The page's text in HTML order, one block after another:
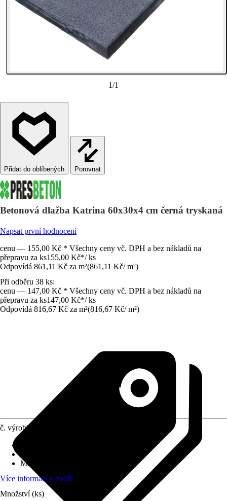
1/1
Porovnat
Betonová dlažba Katrina 60x30x4 cm černá tryskaná
Napsat první hodnocení
cenu — 155,00 Kč * Všechny ceny vč. DPH a bez nákladů na
přepravu za ks155,00 Kč*/ ks
Odpovídá 861,11 Kč za m²(861,11 Kč/ m²)
Při odběru 38 ks:
cenu — 147,00 Kč * Všechny ceny vč. DPH a bez nákladů na
přepravu za ks147,00 Kč*/ ks
Odpovídá 816,67 Kč za m²(816,67 Kč/ m²)
č. výrobku
Materiál
Více informací o zboží
Množství (ks)